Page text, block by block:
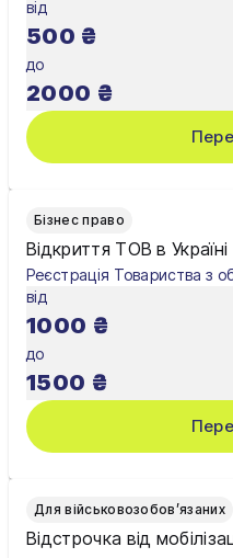
Херсон
Чернівці
Чернігів
Шостка
Житомир
Львів
від
500 ₴
до
2000 ₴
Бізнес право
Відкриття ТОВ в Україні
Реєстрація Товариства з
від
1000 ₴
до
1500 ₴
Для військовозобов’язаних
Відстрочка від